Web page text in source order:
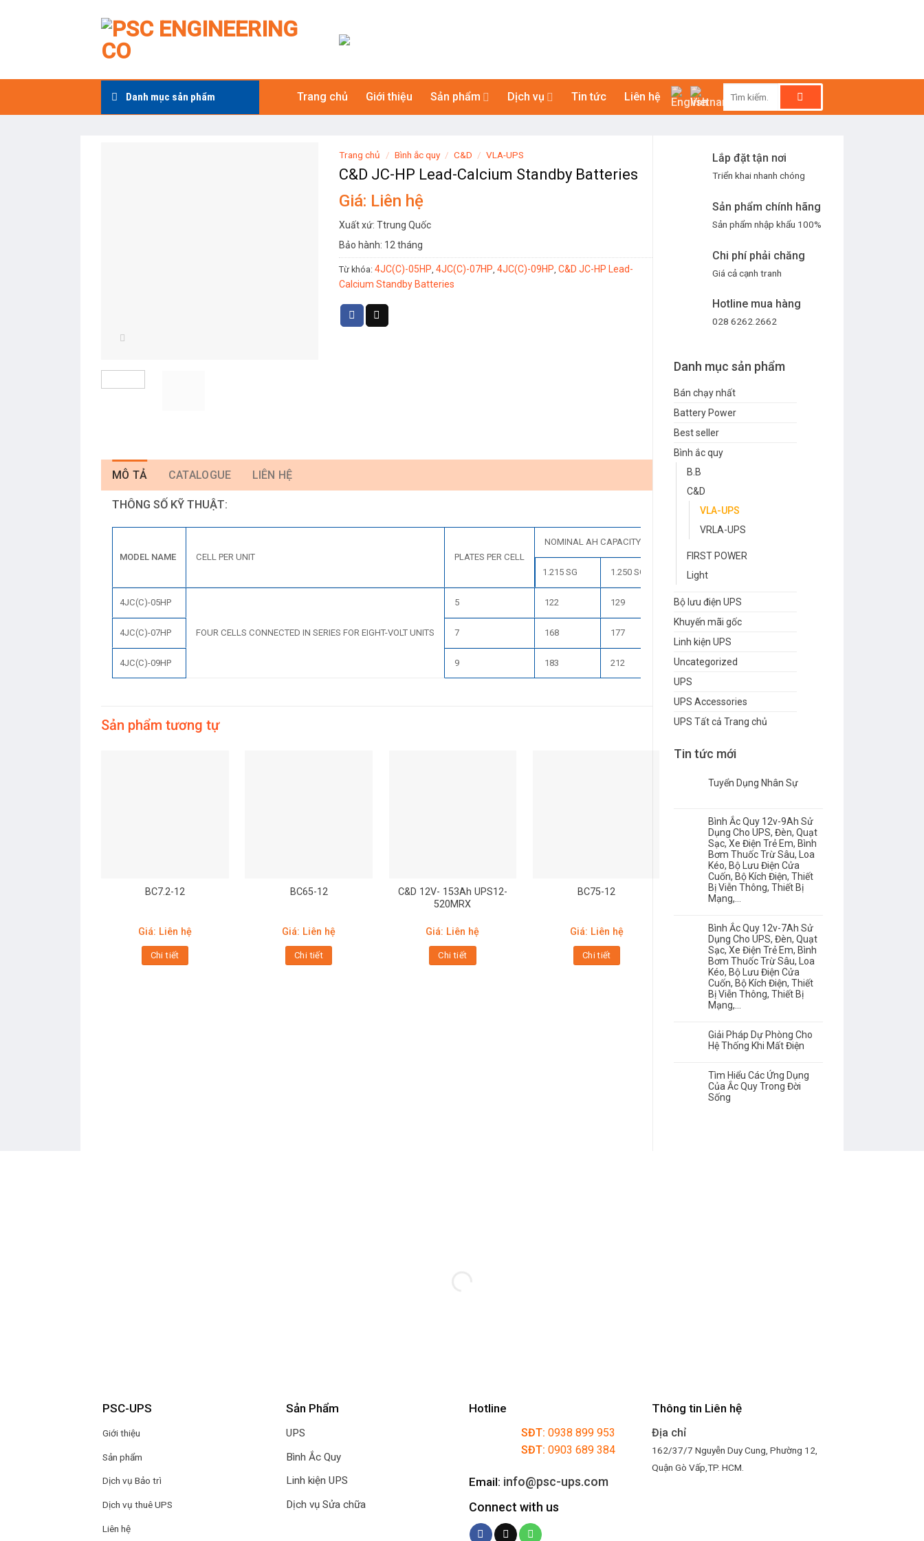
Danh mục sản phẩm Trang chủ Giới thiệu Sản phẩm Dịch vụ Tin tức Liên hệ
kiếm:
Lắp đặt tận nơi
Triển khai nhanh chóng
Sản phẩm chính hãng
Sản phẩm nhập khẩu 100%
Chi phí phải chăng
Giá cả cạnh tranh
Hotline mua hàng
028 6262.2662
Danh mục sản phẩm
Bán chạy nhất
Battery Power
Best seller
Bình ắc quy
B.B
C&D
VLA-UPS
VRLA-UPS
FIRST POWER
Light
Bộ lưu điện UPS
Khuyến mãi gốc
Linh kiện UPS
Uncategorized
UPS
UPS Accessories
UPS Tất cả Trang chủ
Tin tức mới
Tuyển Dụng Nhân Sự
Bình Ắc Quy 12v-9Ah Sử
Dụng Cho UPS, Đèn, Quạt
Sạc, Xe Điện Trẻ Em, Bình
Bơm Thuốc Trừ Sâu, Loa
Kéo, Bộ Lưu Điện Cửa
Cuốn, Bộ Kích Điện, Thiết
Bị Viễn Thông, Thiết Bị
Mạng,…
Bình Ắc Quy 12v-7Ah Sử
Dụng Cho UPS, Đèn, Quạt
Sạc, Xe Điện Trẻ Em, Bình
Bơm Thuốc Trừ Sâu, Loa
Kéo, Bộ Lưu Điện Cửa
Cuốn, Bộ Kích Điện, Thiết
Bị Viễn Thông, Thiết Bị
Mạng,…
Giải Pháp Dự Phòng Cho
Hệ Thống Khi Mất Điện
Tìm Hiểu Các Ứng Dụng
Của Ắc Quy Trong Đời
Sống
Trang chủ / Bình ắc quy / C&D / VLA-UPS
C&D JC-HP Lead-Calcium Standby Batteries
Giá: Liên hệ
Xuất xứ: Ttrung Quốc
Bảo hành: 12 tháng
Từ khóa:4JC(C)-05HP ,4JC(C)-07HP ,4JC(C)-09HP ,C&D JC-HP Lead-
Calcium Standby Batteries
MÔ TẢ CATALOGUE LIÊN HỆ
THÔNG SỐ KỸ THUẬT:
MODEL NAME CELL PER UNIT PLATES PER CELL
NOMINAL AH CAPACITY*
DIMENSIONS INCHES (mm)
1.215 SG
1.250 SG LENGTH
4JC(C)-05HP
FOUR CELLS CONNECTED IN SERIES FOR EIGHT-VOLT UNITS
5 122 129
4JC(C)-07HP 7 168 177
4JC(C)-09HP 9 183 212
Sản phẩm tương tự
BC7.2-12
Giá: Liên hệ
Chi tiết
BC65-12
Giá: Liên hệ
Chi tiết
C&D 12V- 153Ah UPS12-
520MRX
Giá: Liên hệ
Chi tiết
BC75-12
Giá: Liên hệ
Chi tiết
BC28-12
Giá: Liên hệ
Chi tiết
PSC-UPS
Giới thiệu
Sản phẩm
Dịch vụ Bảo trì
Dịch vụ thuê UPS
Liên hệ
Sản Phẩm
UPS
Bình Ắc Quy
Linh kiện UPS
Dịch vụ Sửa chữa
Hotline
SĐT: 0938 899 953
SĐT: 0903 689 384
Email: info@psc-ups.com
Connect with us
Thông tin Liên hệ
Địa chỉ
162/37/7 Nguyễn Duy Cung, Phường 12,
Quận Gò Vấp,TP. HCM.